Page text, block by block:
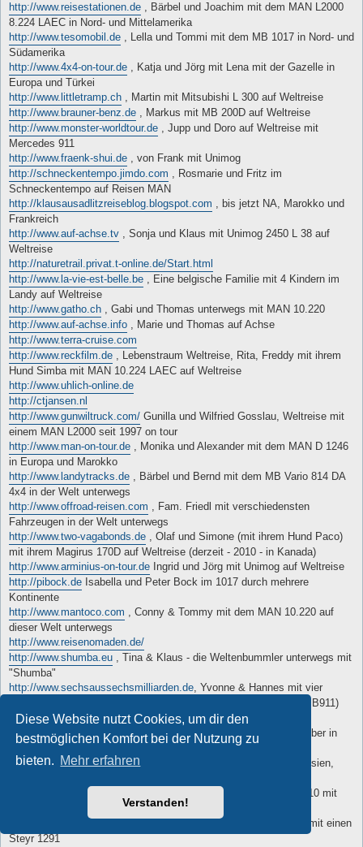
Diese Website nutzt Cookies, um dir den
bestmöglichen Komfort bei der Nutzung zu
bieten. Mehr erfahren
Verstanden!
http://www.reisestationen.de , Bärbel und Joachim mit dem MAN L2000
8.224 LAEC in Nord- und Mittelamerika
http://www.tesomobil.de , Lella und Tommi mit dem MB 1017 in Nord- und
Südamerika
http://www.4x4-on-tour.de , Katja und Jörg mit Lena mit der Gazelle in
Europa und Türkei
http://www.littletramp.ch , Martin mit Mitsubishi L 300 auf Weltreise
http://www.brauner-benz.de , Markus mit MB 200D auf Weltreise
http://www.monster-worldtour.de , Jupp und Doro auf Weltreise mit
Mercedes 911
http://www.fraenk-shui.de , von Frank mit Unimog
http://schneckentempo.jimdo.com , Rosmarie und Fritz im
Schneckentempo auf Reisen MAN
http://klausausadlitzreiseblog.blogspot.com , bis jetzt NA, Marokko und
Frankreich
http://www.auf-achse.tv , Sonja und Klaus mit Unimog 2450 L 38 auf
Weltreise
http://naturetrail.privat.t-online.de/Start.html
http://www.la-vie-est-belle.be , Eine belgische Familie mit 4 Kindern im
Landy auf Weltreise
http://www.gatho.ch , Gabi und Thomas unterwegs mit MAN 10.220
http://www.auf-achse.info , Marie und Thomas auf Achse
http://www.terra-cruise.com
http://www.reckfilm.de , Lebenstraum Weltreise, Rita, Freddy mit ihrem
Hund Simba mit MAN 10.224 LAEC auf Weltreise
http://www.uhlich-online.de
http://ctjansen.nl
http://www.gunwiltruck.com/ Gunilla und Wilfried Gosslau, Weltreise mit
einem MAN L2000 seit 1997 on tour
http://www.man-on-tour.de , Monika und Alexander mit dem MAN D 1246
in Europa und Marokko
http://www.landytracks.de , Bärbel und Bernd mit dem MB Vario 814 DA
4x4 in der Welt unterwegs
http://www.offroad-reisen.com , Fam. Friedl mit verschiedensten
Fahrzeugen in der Welt unterwegs
http://www.two-vagabonds.de , Olaf und Simone (mit ihrem Hund Paco)
mit ihrem Magirus 170D auf Weltreise (derzeit - 2010 - in Kanada)
http://www.arminius-on-tour.de Ingrid und Jörg mit Unimog auf Weltreise
http://pibock.de Isabella und Peter Bock im 1017 durch mehrere
Kontinente
http://www.mantoco.com , Conny & Tommy mit dem MAN 10.220 auf
dieser Welt unterwegs
http://www.reisenomaden.de/
http://www.shumba.eu , Tina & Klaus - die Weltenbummler unterwegs mit
"Shumba"
http://www.sechsaussechsmilliarden.de, Yvonne & Hannes mit vier
Kindern (9,7,6,4) seit 07'11 in Europa und Marokko unterwegs (MB911)
http://www.mabriblog.wordpress.com
http://www.keine-eile.de Mit dem Fahrrad, VW-Bus oder Kurzhauber in
Asien, Afrika und Europa
http://ufwiederguegs.ch/Mit dem Mowag um die Welt. Europa, Asien,
http://www.doubledutchworldsafari.com
Robert und Clary seit 2010 mit
Fuso Canter 4x4, seit 2013 mit MB Atego 4x4
Bert de Ruiter aus die Niederlanden mit einen
Steyr 1291